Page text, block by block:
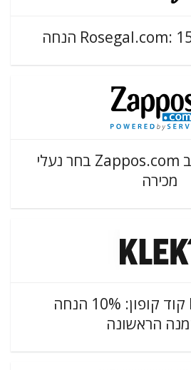
עד 40% הנחה ב Zappos.com בחר נעלי
מכירה
KLEKT.com קוד קופון: 10% הנחה
הראשונה